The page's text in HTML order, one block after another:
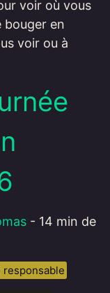
voir où vous
bouger en
voir ou à
- 14 min de
responsable